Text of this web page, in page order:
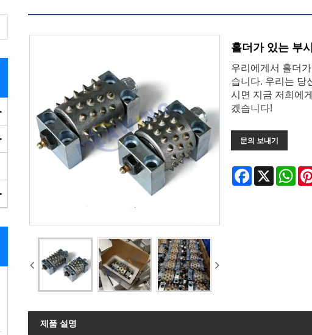
홀더가 있는 부
우리에게서 홀더
습니다. 우리는 당
시면 지금 저희에
겠습니다!
문의 보내기
Facebook
X
제품 설명